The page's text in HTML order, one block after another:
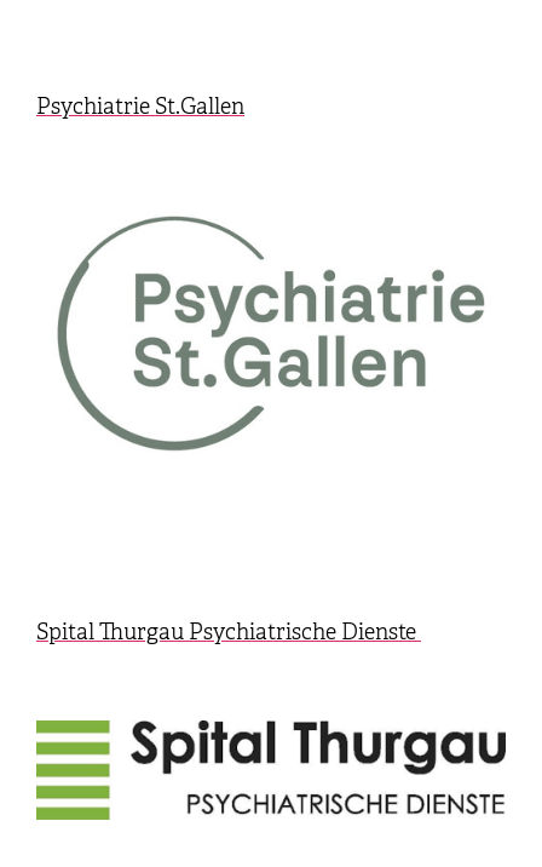
Psychiatrie St.Gallen
Spital Thurgau Psychiatrische Dienste